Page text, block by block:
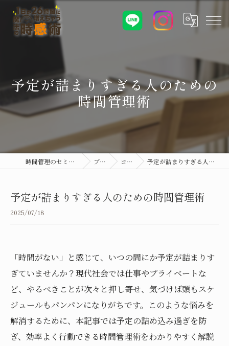
予定が詰まりすぎる人のための
時間管理術
時間管理のセミナーなら時感術 ブログ コラム 予定が詰まりすぎる人のための時間管理術
予定が詰まりすぎる人のための時間管理術
2025/07/18
「時間がない」と感じて、いつの間にか予定が詰まりす
ぎていませんか？現代社会では仕事やプライベートな
ど、やるべきことが次々と押し寄せ、気づけば頭もスケ
ジュールもパンパンになりがちです。このような悩みを
解消するために、本記事では予定の詰め込み過ぎを防
ぎ、効率よく行動できる時間管理術をわかりやすく解説